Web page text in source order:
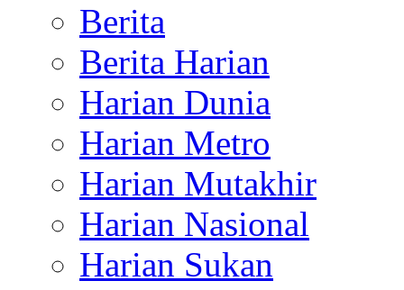
Berita
Berita Harian
Harian Dunia
Harian Metro
Harian Mutakhir
Harian Nasional
Harian Sukan